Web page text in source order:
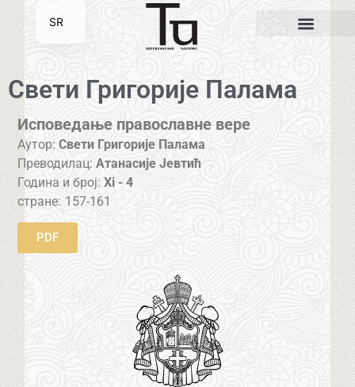
Свети Григорије Палама
Исповедање православне вере
Аутор: Свети Григорије Палама
Преводилац: Атанасије Јевтић
Година и број:Xi - 4
стране: 157-161
PDF
SR
EN